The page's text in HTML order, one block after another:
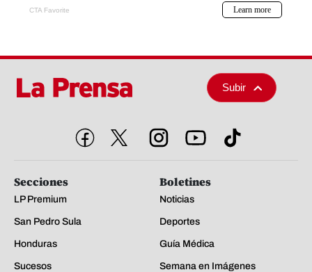
Subir
Secciones
LP Premium
San Pedro Sula
Honduras
Sucesos
Boletines
Noticias
Deportes
Guía Médica
Semana en Imágenes